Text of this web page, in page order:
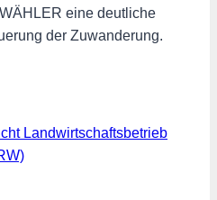
eine deutliche
der Zuwanderung.
Landwirtschaftsbetrieb